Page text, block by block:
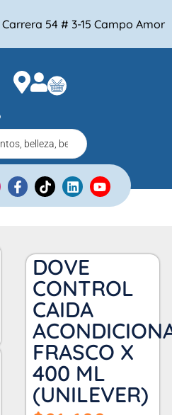
Carrera 54 # 3-15 Campo Amor
DOVE
CONTROL
CAIDA
FRASCO X
400 ML
(UNILEVER)